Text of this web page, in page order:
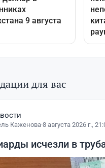
для вас
Каженова·8 августа 2026 г.,
исчезли в